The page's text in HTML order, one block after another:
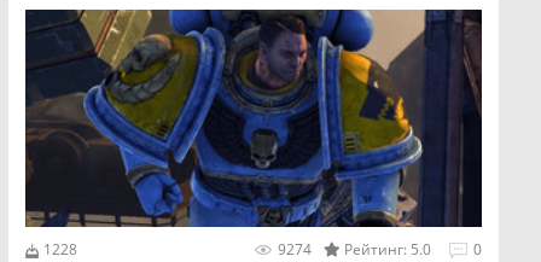
1228 0
Рейтинг: 5.0
9274